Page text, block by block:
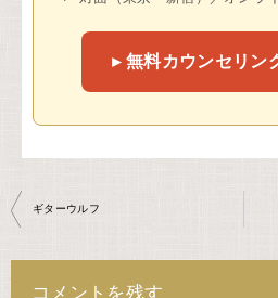
▸ 無料カウンセリン
投
ギターウルフ
コメントを残す